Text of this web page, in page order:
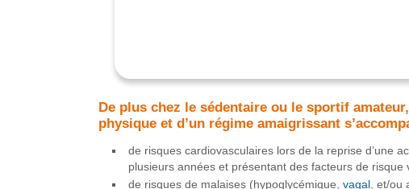
De plus chez le sédentaire ou le sportif
physique et d’un régime amaigrissant
de risques cardiovasculaires lors de la reprise d’une
plusieurs années et présentant des facteurs de risque
de risques de malaises (hypoglycémique, vagal, et/ou